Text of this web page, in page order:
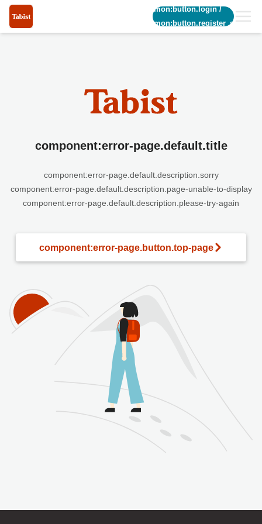
common:button.login/
common:button.register_short
component:error-page.default.title
component:error-page.default.description.sorry
component:error-page.default.description.page-unable-to-display
component:error-page.default.description.please-try-again
component:error-page.button.top-page